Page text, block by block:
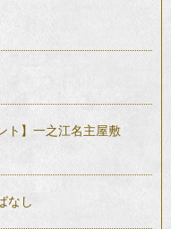
ト】一之江名主屋敷
なし